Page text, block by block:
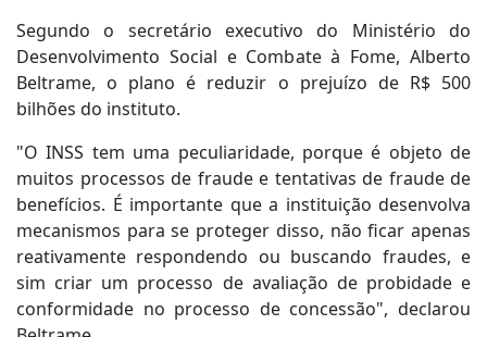
Segundo o secretário executivo do Ministério do
Desenvolvimento Social e Combate à Fome, Alberto
Beltrame, o plano é reduzir o prejuízo de R$ 500
bilhões do instituto.
"O INSS tem uma peculiaridade, porque é objeto de
muitos processos de fraude e tentativas de fraude de
benefícios. É importante que a instituição desenvolva
mecanismos para se proteger disso, não ficar apenas
reativamente respondendo ou buscando fraudes, e
sim criar um processo de avaliação de probidade e
conformidade no processo de concessão", declarou